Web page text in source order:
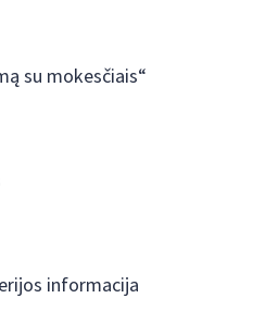
su mokesčiais“
informacija